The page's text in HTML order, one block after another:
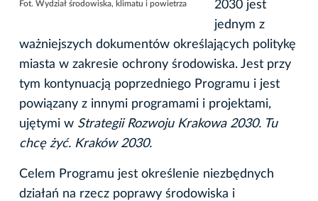
Fot. Wydział środowiska, klimatu i powietrza
2030 jest
jednym z
ważniejszych dokumentów określających politykę
miasta w zakresie ochrony środowiska. Jest przy
tym kontynuacją poprzedniego Programu i jest
powiązany z innymi programami i projektami,
ujętymi w Strategii Rozwoju Krakowa 2030. Tu
chcę żyć. Kraków 2030.
Celem Programu jest określenie niezbędnych
działań na rzecz poprawy środowiska i